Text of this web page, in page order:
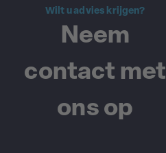
Wilt u advies krijgen?
Neem
contact met
ons op